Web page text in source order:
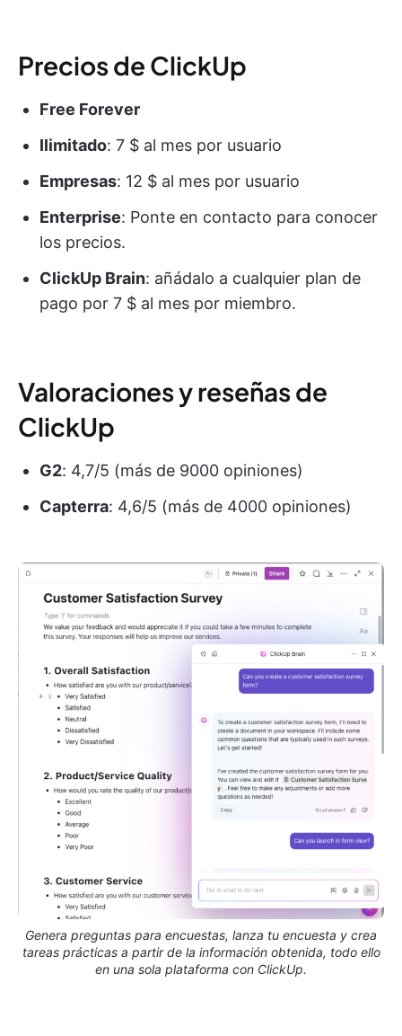
Precios de ClickUp
Free Forever
Ilimitado: 7 $ al mes por usuario
Empresas: 12 $ al mes por usuario
Enterprise: Ponte en contacto para conocer
los precios.
ClickUp Brain: añádalo a cualquier plan de
pago por 7 $ al mes por miembro.
Valoraciones y reseñas de
ClickUp
G2: 4,7/5 (más de 9000 opiniones)
Capterra: 4,6/5 (más de 4000 opiniones)
Genera preguntas para encuestas, lanza tu encuesta y crea
tareas prácticas a partir de la información obtenida, todo ello
en una sola plataforma con ClickUp.